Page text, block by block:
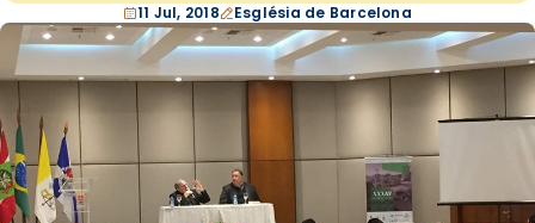
11 Jul, 2018 Església de Barcelona